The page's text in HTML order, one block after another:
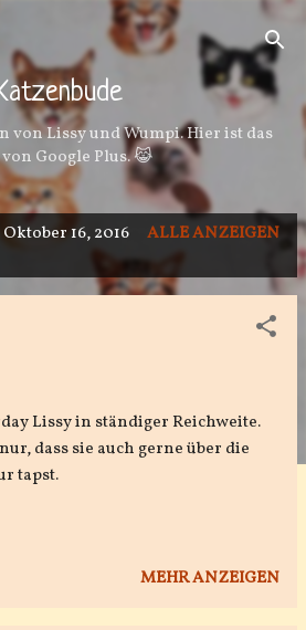
zum Hauptbereich
von Lissy und Wumpi. Hier ist das
Google Plus. 😹
16, 2016
ALLE ANZEIGEN
Lissy in ständiger Reichweite.
dass sie auch gerne über die
tapst.
MEHR ANZEIGEN